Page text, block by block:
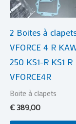
2 Boites à
VFORCE 4 R
250 KS1-R KS1 R
VFORCE4R
Boite à clapets
€ 389,00